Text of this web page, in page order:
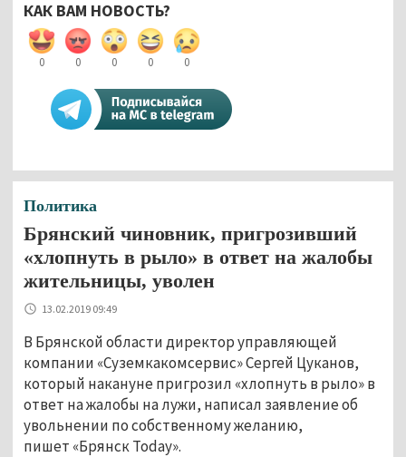
КАК ВАМ НОВОСТЬ?
0 0 0 0 0
Политика
Брянский чиновник, пригрозивший
«хлопнуть в рыло» в ответ на жалобы
жительницы, уволен
13.02.2019 09:49
В Брянской области директор управляющей
компании «Суземкакомсервис» Сергей Цуканов,
который накануне пригрозил «хлопнуть в рыло» в
ответ на жалобы на лужи, написал заявление об
увольнении по собственному желанию,
пишет «Брянск Today».